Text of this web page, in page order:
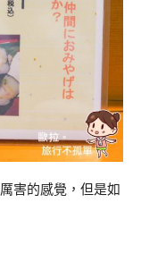
害的感覺，但是如